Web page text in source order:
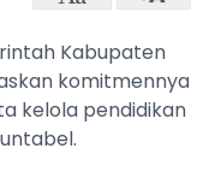
Kabupaten
komitmennya
kelola pendidikan